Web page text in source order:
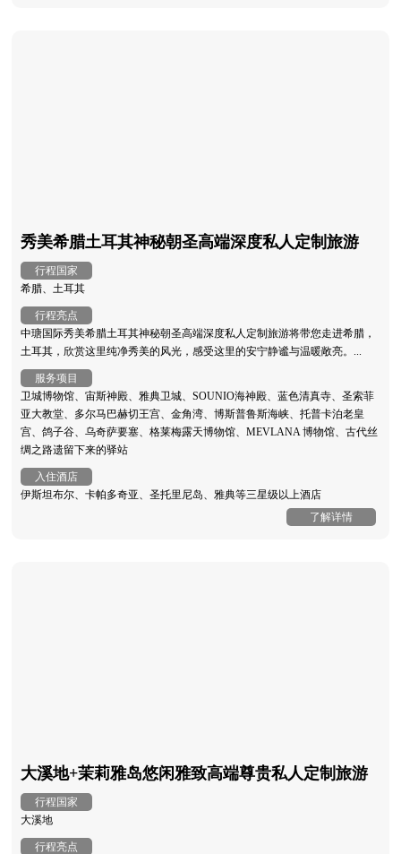
秀美希腊土耳其神秘朝圣高端深度私人定制旅游
行程国家
希腊、土耳其
行程亮点
中瑭国际秀美希腊土耳其神秘朝圣高端深度私人定制旅游将带您走进希腊，
土耳其，欣赏这里纯净秀美的风光，感受这里的安宁静谧与温暖敞亮。...
服务项目
卫城博物馆、宙斯神殿、雅典卫城、SOUNIO海神殿、蓝色清真寺、圣索菲
亚大教堂、多尔马巴赫切王宫、金角湾、博斯普鲁斯海峡、托普卡泊老皇
宫、鸽子谷、乌奇萨要塞、格莱梅露天博物馆、MEVLANA 博物馆、古代丝
绸之路遗留下来的驿站
入住酒店
伊斯坦布尔、卡帕多奇亚、圣托里尼岛、雅典等三星级以上酒店
了解详情
大溪地+茉莉雅岛悠闲雅致高端尊贵私人定制旅游
行程国家
大溪地
行程亮点